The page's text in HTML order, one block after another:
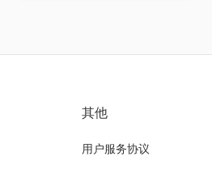
其他
用户服务协议